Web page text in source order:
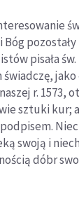
pisała św.
r. 1573,
sztuki kur;
swoją i
dóbr